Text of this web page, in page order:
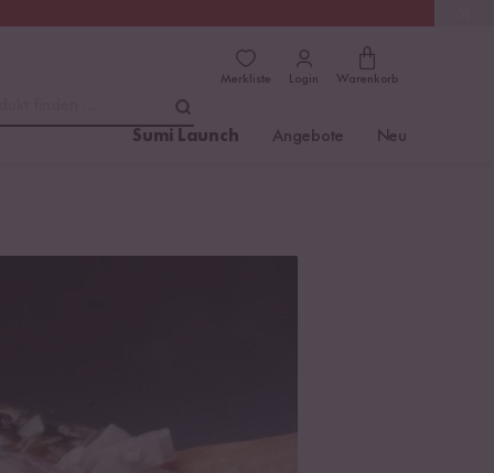
Merkliste Login Warenkorb
Sumi Launch Angebote Neu